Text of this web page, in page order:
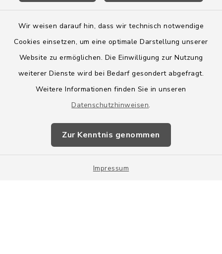
Wir weisen darauf hin, dass wir technisch notwendige
Cookies einsetzen, um eine optimale Darstellung unserer
Website zu ermöglichen. Die Einwilligung zur Nutzung
weiterer Dienste wird bei Bedarf gesondert abgefragt.
Weitere Informationen finden Sie in unseren
Datenschutzhinweisen.
Zur Kenntnis genommen
Impressum
Barrierefreiheit
Impressum
Sitemap